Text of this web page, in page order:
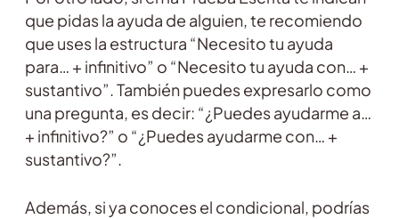
que pidas la ayuda de alguien, te recomiendo
que uses la estructura “Necesito tu ayuda
para… + infinitivo” o “Necesito tu ayuda con… +
sustantivo”. También puedes expresarlo como
una pregunta, es decir: “¿Puedes ayudarme a…
+ infinitivo?” o “¿Puedes ayudarme con… +
sustantivo?”.
Además, si ya conoces el condicional, podrías